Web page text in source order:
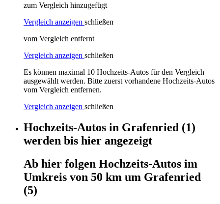
zum Vergleich hinzugefügt
Vergleich anzeigen schließen
vom Vergleich entfernt
Vergleich anzeigen schließen
Es können maximal 10 Hochzeits-Autos für den Vergleich
ausgewählt werden. Bitte zuerst vorhandene Hochzeits-Autos
vom Vergleich entfernen.
Vergleich anzeigen schließen
Hochzeits-Autos in Grafenried (1)
werden bis hier angezeigt
Ab hier folgen Hochzeits-Autos im
Umkreis von 50 km um Grafenried
(5)